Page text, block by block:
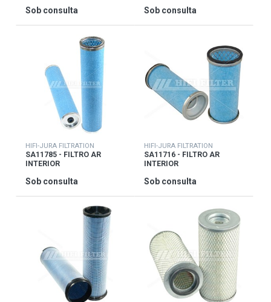
Sob consulta Sob consulta
HIFI-JURA FILTRATION
SA11785 - FILTRO AR
INTERIOR
Sob consulta
HIFI-JURA FILTRATION
SA11716 - FILTRO AR
INTERIOR
Sob consulta